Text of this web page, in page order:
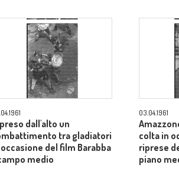
dall'alto un
tra gladiatori
del film Barabba
medio
03.04.1961
colta in
riprese
piano